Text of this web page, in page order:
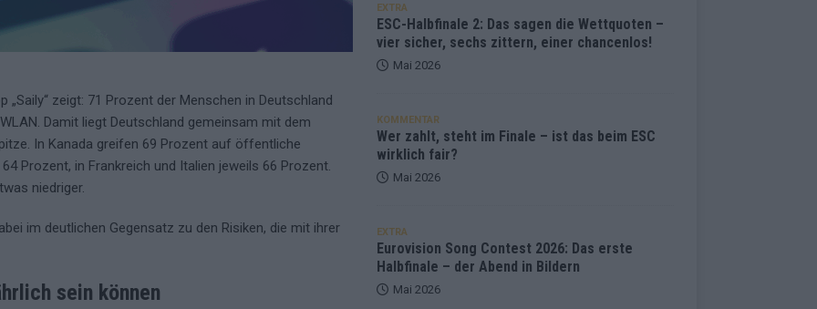
„Saily“ zeigt: 71 Prozent der Menschen in Deutschland
Damit liegt Deutschland gemeinsam mit dem
In Kanada greifen 69 Prozent auf öffentliche
Prozent, in Frankreich und Italien jeweils 66 Prozent.
niedriger.
im deutlichen Gegensatz zu den Risiken, die mit ihrer
sein können
EXTRA
ESC-Halbfinale 2: Das sagen die Wettquoten –
vier sicher, sechs zittern, einer chancenlos!
Mai 2026
KOMMENTAR
Wer zahlt, steht im Finale – ist das beim ESC
wirklich fair?
Mai 2026
EXTRA
Eurovision Song Contest 2026: Das erste
Halbfinale – der Abend in Bildern
Mai 2026